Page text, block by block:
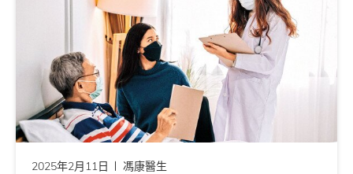
2025年2月11日 馮康醫生